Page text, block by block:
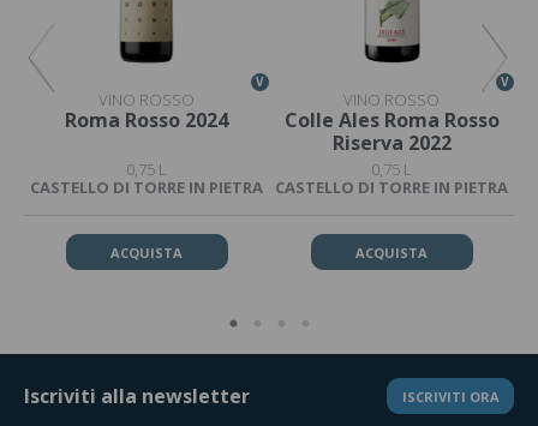
V
VINO ROSSO
Roma Rosso 2024
0,75 L
CASTELLO DI TORRE IN PIETRA
ACQUISTA
V
VINO ROSSO
Colle Ales Roma Rosso
Riserva 2022
0,75 L
CASTELLO DI TORRE IN PIETRA
ACQUISTA
Iscriviti alla newsletter ISCRIVITI ORA